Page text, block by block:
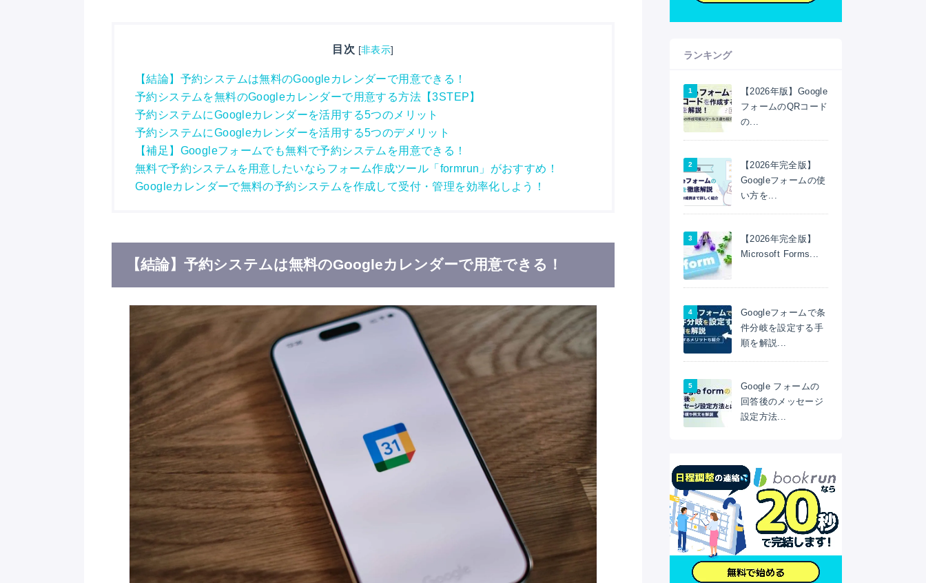
目次 [非表示]
【結論】予約システムは無料のGoogleカレンダーで用意できる！
予約システムを無料のGoogleカレンダーで用意する方法【3STEP】
予約システムにGoogleカレンダーを活用する5つのメリット
予約システムにGoogleカレンダーを活用する5つのデメリット
【補足】Googleフォームでも無料で予約システムを用意できる！
無料で予約システムを用意したいならフォーム作成ツール「formrun」がおすすめ！
Googleカレンダーで無料の予約システムを作成して受付・管理を効率化しよう！
【結論】予約システムは無料のGoogleカレンダーで用意できる！
ランキング
【2026年版】Google
フォームのQRコード
の...
【2026年完全版】
Googleフォームの使
い方を...
【2026年完全版】
Microsoft Forms...
Googleフォームで条
件分岐を設定する手
順を解説...
Google フォームの
回答後のメッセージ
設定方法...